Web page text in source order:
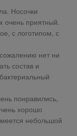
Носочки
очень приятный.
с логотипом, с
нет ни
состав и
понравились,
хорошо
небольшой